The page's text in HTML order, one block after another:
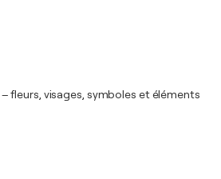
fleurs, visages, symboles et éléments